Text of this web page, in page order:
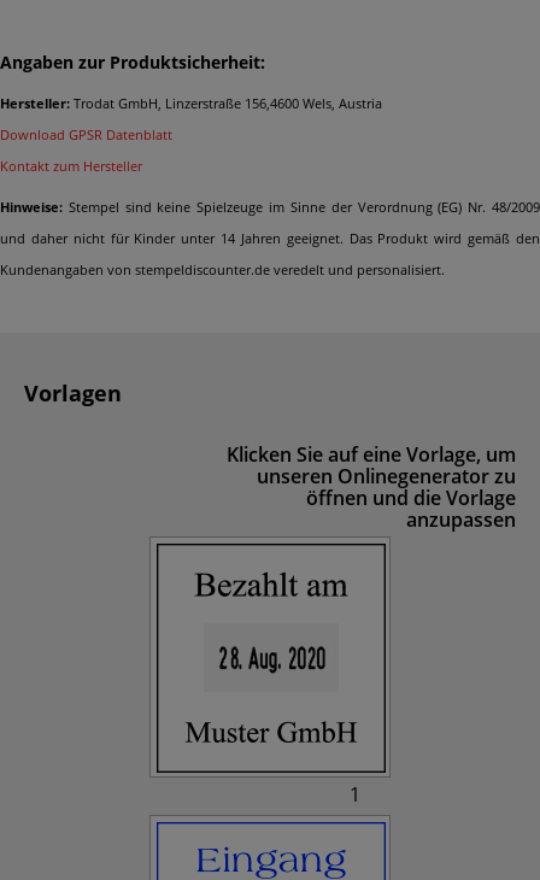
Angaben zur Produktsicherheit:
Hersteller: Trodat GmbH, Linzerstraße 156,4600 Wels, Austria
Download GPSR Datenblatt
Kontakt zum Hersteller
Hinweise: Stempel sind keine Spielzeuge im Sinne der Verordnung (EG) Nr. 48/2009
und daher nicht für Kinder unter 14 Jahren geeignet. Das Produkt wird gemäß den
Kundenangaben von stempeldiscounter.de veredelt und personalisiert.
Vorlagen
Klicken Sie auf eine Vorlage, um
unseren Onlinegenerator zu
öffnen und die Vorlage
anzupassen
1